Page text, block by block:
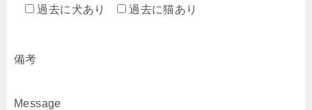
過去に犬あり
過去に猫あり
備考
Message